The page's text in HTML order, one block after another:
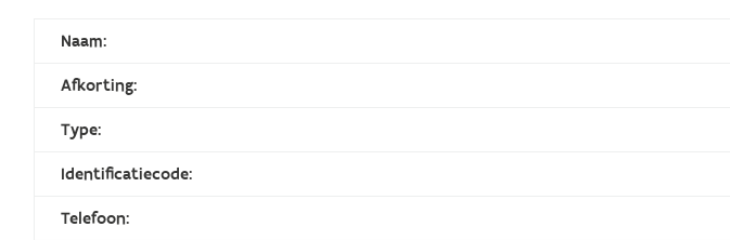
Naam:
Afkorting:
Type:
Identificatiecode:
Telefoon: